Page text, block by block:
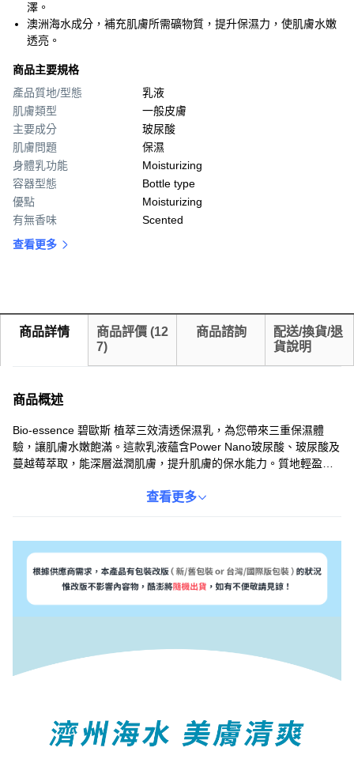
澤。
澳洲海水成分，補充肌膚所需礦物質，提升保濕力，使肌膚水嫩
透亮。
商品主要規格
產品質地/型態
乳液
肌膚類型
一般皮膚
主要成分
玻尿酸
肌膚問題
保濕
身體乳功能
Moisturizing
容器型態
Bottle type
優點
Moisturizing
有無香味
Scented
查看更多
商品詳情 商品評價 (12
7)
商品諮詢
配送/換貨/退
貨說明
商品概述
Bio-essence 碧歐斯 植萃三效清透保濕乳，為您帶來三重保濕體
驗，讓肌膚水嫩飽滿。這款乳液蘊含Power Nano玻尿酸、玻尿酸及
蔓越莓萃取，能深層滋潤肌膚，提升肌膚的保水能力。質地輕盈，
現健康光澤。容量為100ml，讓您隨時隨地都能享受保濕呵護。
查看更多